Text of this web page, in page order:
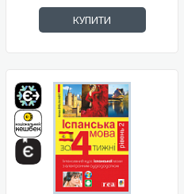
КУПИТИ